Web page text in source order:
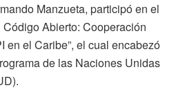
Manzueta, participó en el
Abierto: Cooperación
en el Caribe”, el cual encabezó
de las Naciones Unidas